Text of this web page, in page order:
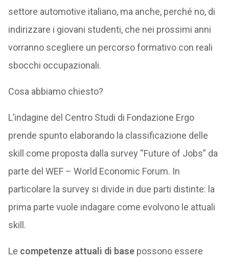
settore automotive italiano, ma anche, perché no, di
indirizzare i giovani studenti, che nei prossimi anni
vorranno scegliere un percorso formativo con reali
sbocchi occupazionali.
Cosa abbiamo chiesto?
L’indagine del Centro Studi di Fondazione Ergo
prende spunto elaborando la classificazione delle
skill come proposta dalla survey “Future of Jobs” da
parte del WEF – World Economic Forum. In
particolare la survey si divide in due parti distinte: la
prima parte vuole indagare come evolvono le attuali
skill.
Le competenze attuali di base possono essere